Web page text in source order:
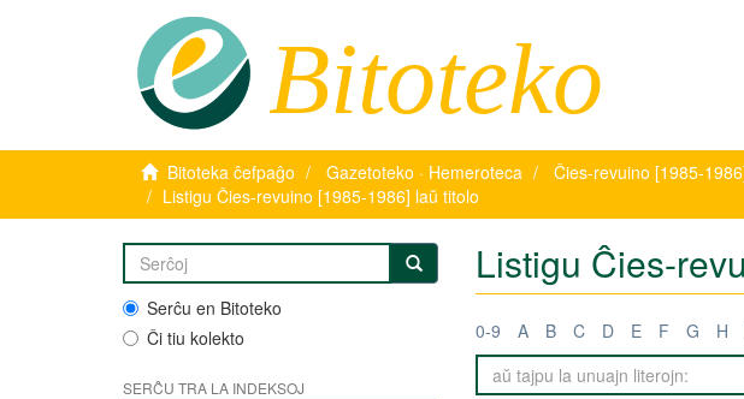
Bitoteko
Bitoteka ĉefpaĝo Gazetoteko · Hemeroteca
Ĉies-revuino [1985-
Listigu Ĉies-revuino [1985-1986] laŭ titolo
Serĉu en Bitoteko
Ĉi tiu kolekto
SERĈU TRA LA INDEKSOJ
Listigu Ĉies-
0-9 A B C D E F G H